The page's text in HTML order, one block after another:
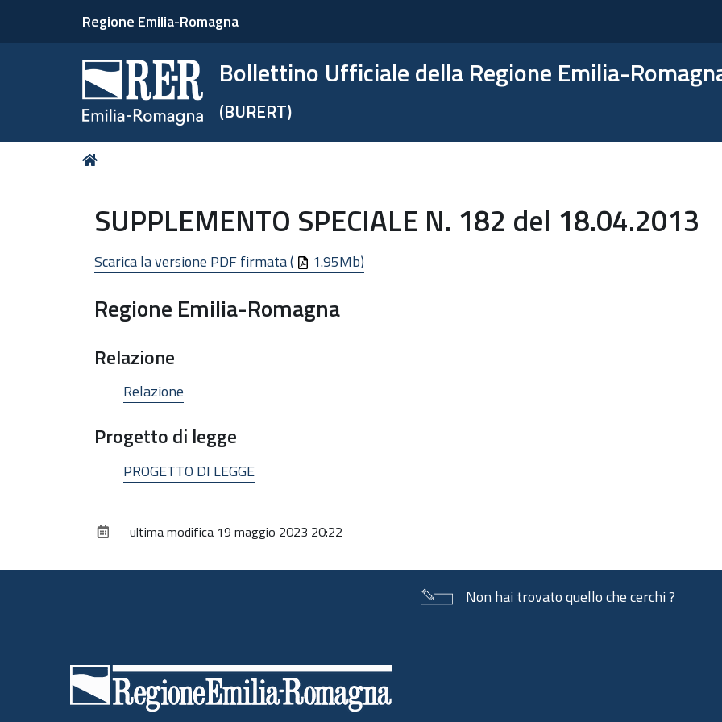
Regione Emilia-Romagna
Bollettino Ufficiale della Regione Emilia-
(BURERT)
Tu
SUPPLEMENTO SPECIALE N. 182 del 18.04.2013
Scarica la versione PDF firmata ( 1.95Mb)
Regione Emilia-Romagna
Relazione
Relazione
Progetto di legge
PROGETTO DI LEGGE
ultima modifica 19 maggio 2023 20:22
Non hai trovato quello che cerchi ?